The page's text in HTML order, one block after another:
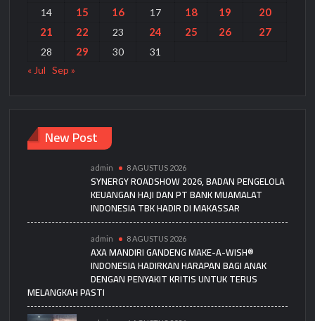
14
15 16 17 18 19
20
21
22 23 24 25 26 27
28 29 30
31
« Jul
Sep »
New Post
admin 8 AGUSTUS 2026
SYNERGY ROADSHOW 2026, BADAN PENGELOLA
KEUANGAN HAJI DAN PT BANK MUAMALAT
INDONESIA TBK HADIR DI MAKASSAR
admin 8 AGUSTUS 2026
AXA MANDIRI GANDENG MAKE-A-WISH®
INDONESIA HADIRKAN HARAPAN BAGI ANAK
DENGAN PENYAKIT KRITIS UNTUK TERUS
MELANGKAH PASTI